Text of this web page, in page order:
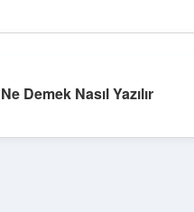
Demek Nasıl Yazılır